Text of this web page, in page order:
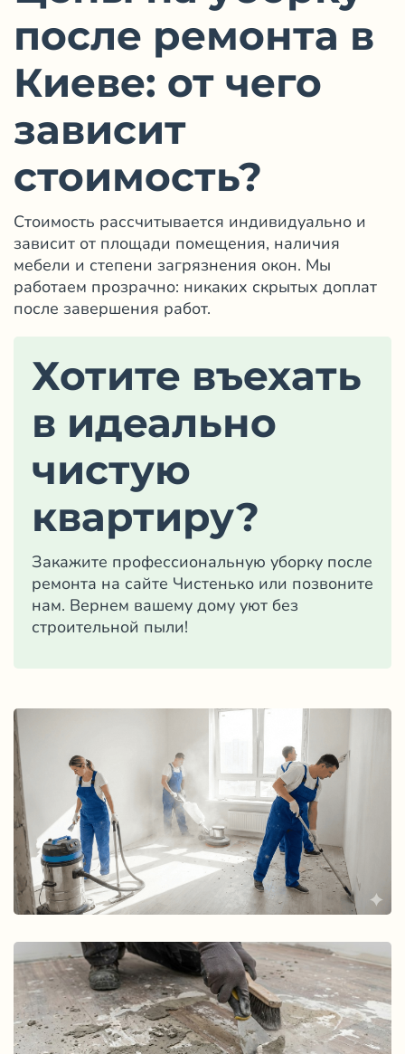
после ремонта в
Киеве: от чего
зависит
стоимость?
Стоимость рассчитывается индивидуально и
зависит от площади помещения, наличия
мебели и степени загрязнения окон. Мы
работаем прозрачно: никаких скрытых доплат
после завершения работ.
Хотите въехать
в идеально
чистую
квартиру?
Закажите профессиональную уборку после
ремонта на сайте Чистенько или позвоните
нам. Вернем вашему дому уют без
строительной пыли!